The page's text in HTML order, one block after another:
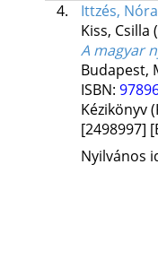
4.
Ittzés, Nóra
Kiss, Csilla
A magyar
Budapest,
ISBN:
Kézikönyv
[2498997]
Nyilvános